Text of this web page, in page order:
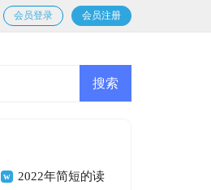
会员登录 会员注册
2022年简短的读